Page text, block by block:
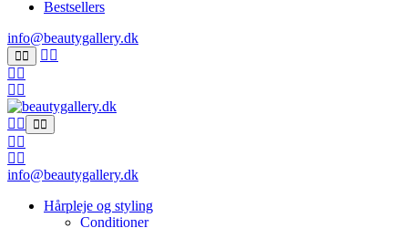
Bestsellers
info@beautygallery.dk
info@beautygallery.dk
Hårpleje og styling
Conditioner